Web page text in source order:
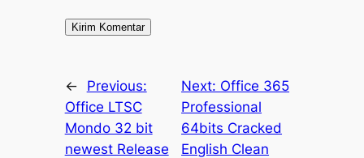
←
Previous:
Office LTSC
Mondo 32 bit
newest Release
Next: Office 365
Professional
64bits Cracked
English Clean